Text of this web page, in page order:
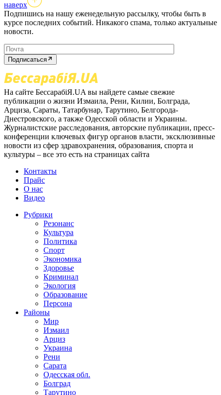
наверх
Подпишись на нашу еженедельную рассылку, чтобы быть в
курсе последних событий. Никакого спама, только актуальные
новости.
Подписаться
На сайте БессарабіЯ.UA вы найдете самые свежие
публикации о жизни Измаила, Рени, Килии, Болграда,
Арциза, Сараты, Татарбунар, Тарутино, Белгорода-
Днестровского, а также Одесской области и Украины.
Журналистские расследования, авторские публикации, пресс-
конференции ключевых фигур органов власти, эксклюзивные
новости из сфер здравохранения, образования, спорта и
культуры – все это есть на страницах сайта
Контакты
Прайс
О нас
Видео
Рубрики
Резонанс
Культура
Политика
Спорт
Экономика
Здоровье
Криминал
Экология
Образование
Персона
Районы
Мир
Измаил
Арциз
Украина
Рени
Сарата
Одесская обл.
Болград
Тарутино